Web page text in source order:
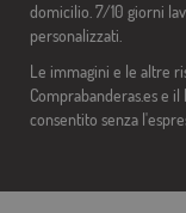
domicilio. 7/10 giorni
personalizzati.
Le immagini e le altre
Comprabanderas.es e
consentito senza